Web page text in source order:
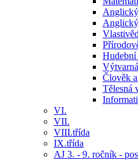
Člověk
Tělesná
VI.
VII.
VIII.třída
IX.třída
AJ 3. - 9. ročník -